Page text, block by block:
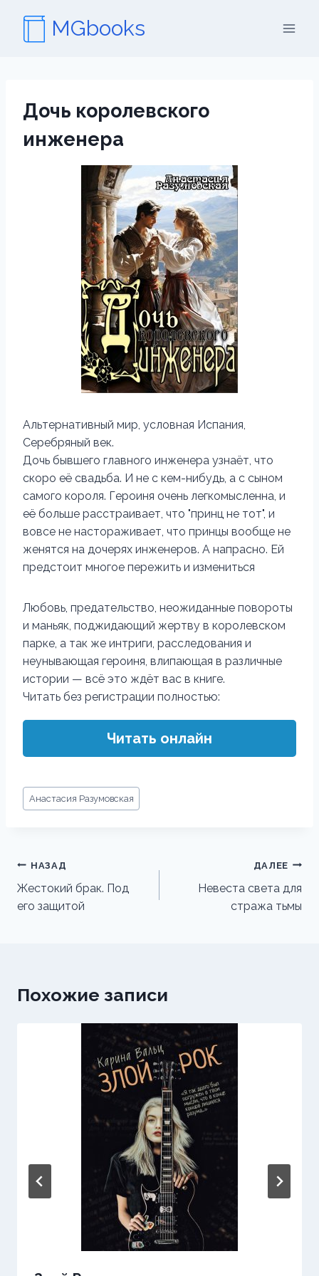
содержимому
MGbooks
Дочь королевского
инженера
Альтернативный мир, условная Испания,
Серебряный век.
Дочь бывшего главного инженера узнаёт, что
скоро её свадьба. И не с кем-нибудь, а с сыном
самого короля. Героиня очень легкомысленна, и
её больше расстраивает, что "принц не тот", и
вовсе не настораживает, что принцы вообще не
женятся на дочерях инженеров. А напрасно. Ей
предстоит многое пережить и измениться
Любовь, предательство, неожиданные повороты
и маньяк, поджидающий жертву в королевском
парке, а так же интриги, расследования и
неунывающая героиня, влипающая в различные
истории — всё это ждёт вас в книге.
Читать без регистрации полностью:
Читать онлайн
Метки
записи:
Анастасия Разумовская
Навигация
по
записям
НАЗАД
Жестокий брак. Под
его защитой
ДАЛЕЕ
Невеста света для
стража тьмы
Похожие записи